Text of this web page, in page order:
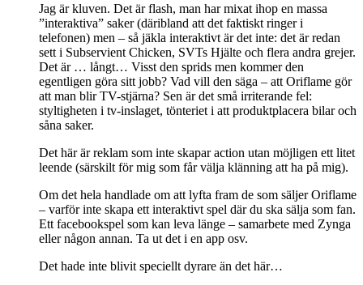
Jag är kluven. Det är flash, man har mixat ihop en massa
”interaktiva” saker (däribland att det faktiskt ringer i
telefonen) men – så jäkla interaktivt är det inte: det är redan
sett i Subservient Chicken, SVTs Hjälte och flera andra grejer.
Det är … långt… Visst den sprids men kommer den
egentligen göra sitt jobb? Vad vill den säga – att Oriflame gör
att man blir TV-stjärna? Sen är det små irriterande fel:
styltigheten i tv-inslaget, tönteriet i att produktplacera bilar och
såna saker.
Det här är reklam som inte skapar action utan möjligen ett litet
leende (särskilt för mig som får välja klänning att ha på mig).
Om det hela handlade om att lyfta fram de som säljer Oriflame
– varför inte skapa ett interaktivt spel där du ska sälja som fan.
Ett facebookspel som kan leva länge – samarbete med Zynga
eller någon annan. Ta ut det i en app osv.
Det hade inte blivit speciellt dyrare än det här…